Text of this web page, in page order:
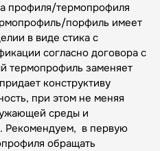
профиля/термопрофиля
порфиль имеет
в виде стика с
согласно договора с
термопрофиль заменяет
конструктиву
при этом не меняя
среды и
Рекомендуем, в первую
обращать